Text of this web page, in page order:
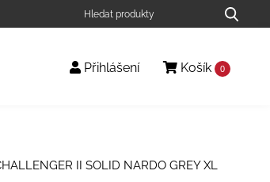
Přihlášení Košík 0
II SOLID NARDO GREY XL